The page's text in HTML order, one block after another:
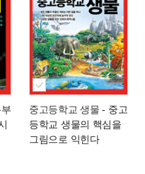
중고등학교 생물 - 중고
등학교 생물의 핵심을
그림으로 익힌다